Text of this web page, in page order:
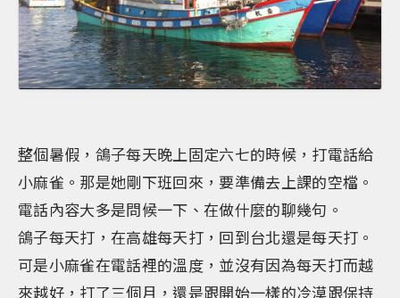
整個暑假，鴿子每天晚上固定六七的時候，打電話給
小麻雀。那是她剛下班回來，要準備去上課的空檔。
電話內容大多是問候一下、在做什麼的聊幾句。
鴿子每天打，在高雄每天打，回到台北還是每天打。
可是小麻雀在電話裡的溫度，並沒有因為每天打而越
來越好，打了三個月，還是跟開始一樣的冷漠跟保持